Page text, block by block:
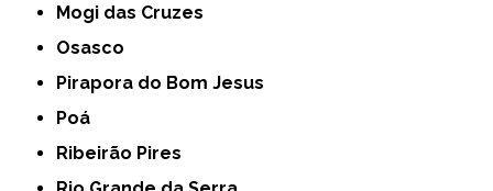
Mogi das Cruzes
Osasco
Pirapora do Bom Jesus
Poá
Ribeirão Pires